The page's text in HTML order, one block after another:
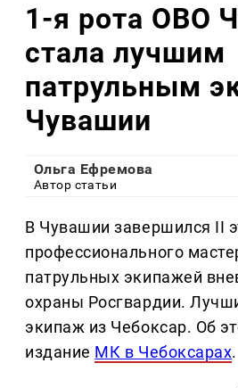
1-я рота ОВО
стала лучшим
патрульным
Чувашии
Ольга Ефремова
Автор статьи
В Чувашии завершился II
профессионального
патрульных экипажей
охраны Росгвардии.
экипаж из Чебоксар. Об
издание МК в Чебоксарах.